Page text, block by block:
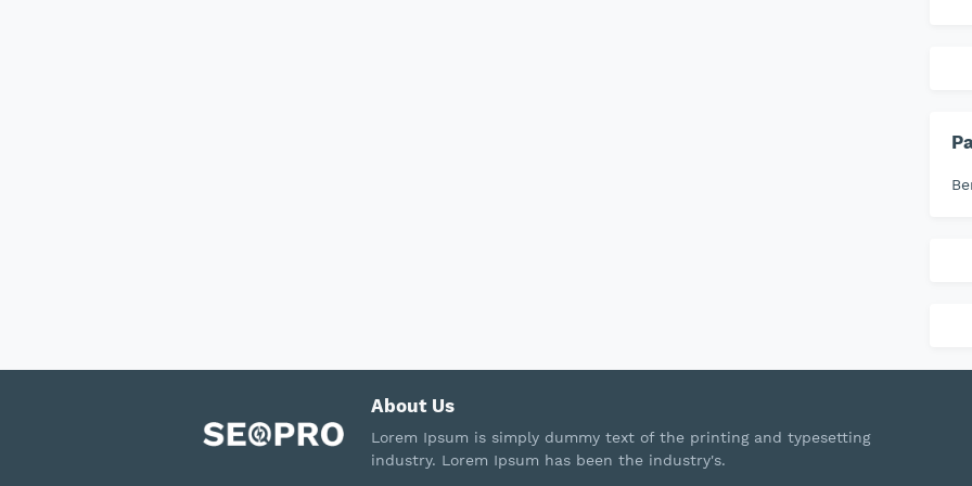
About Us
Lorem Ipsum is simply dummy text of the printing and typesetting
industry. Lorem Ipsum has been the industry's.